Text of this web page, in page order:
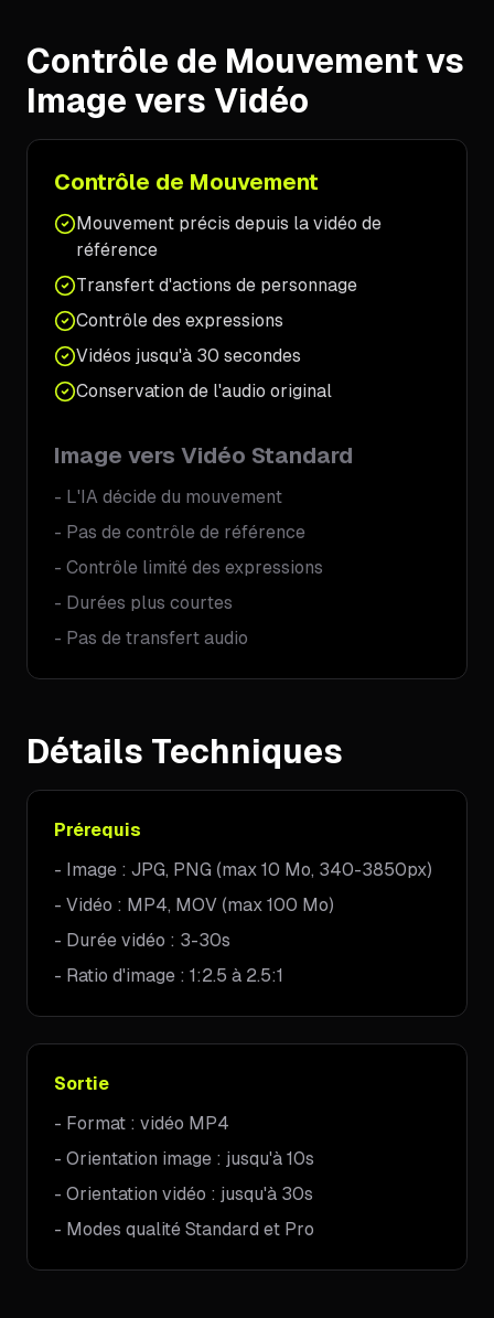
Contrôle de Mouvement vs
Image vers Vidéo
Contrôle de Mouvement
Mouvement précis depuis la vidéo de
référence
Transfert d'actions de personnage
Contrôle des expressions
Vidéos jusqu'à 30 secondes
Conservation de l'audio original
Image vers Vidéo Standard
- L'IA décide du mouvement
- Pas de contrôle de référence
- Contrôle limité des expressions
- Durées plus courtes
- Pas de transfert audio
Détails Techniques
Prérequis
- Image : JPG, PNG (max 10 Mo, 340-3850px)
- Vidéo : MP4, MOV (max 100 Mo)
- Durée vidéo : 3-30s
- Ratio d'image : 1:2.5 à 2.5:1
Sortie
- Format : vidéo MP4
- Orientation image : jusqu'à 10s
- Orientation vidéo : jusqu'à 30s
- Modes qualité Standard et Pro